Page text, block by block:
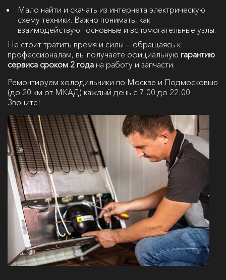
Мало найти и скачать из интернета электрическую
схему техники. Важно понимать, как
взаимодействуют основные и вспомогательные узлы.
Не стоит тратить время и силы — обращаясь к
профессионалам, вы получаете официальную гарантию
сервиса сроком 2 года на работу и запчасти.
Ремонтируем холодильники по Москве и Подмосковью
(до 20 км от МКАД) каждый день с 7:00 до 22:00.
Звоните!